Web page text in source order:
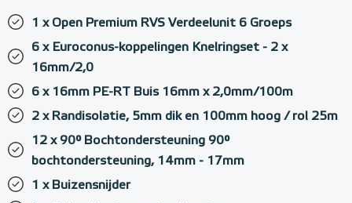
1 x Open Premium RVS Verdeelunit 6 Groeps
6 x Euroconus-koppelingen Knelringset - 2 x
16mm/2,0
6 x 16mm PE-RT Buis 16mm x 2,0mm/100m
2 x Randisolatie, 5mm dik en 100mm hoog / rol 25m
12 x 90° Bochtondersteuning 90°
bochtondersteuning, 14mm - 17mm
1 x Buizensnijder